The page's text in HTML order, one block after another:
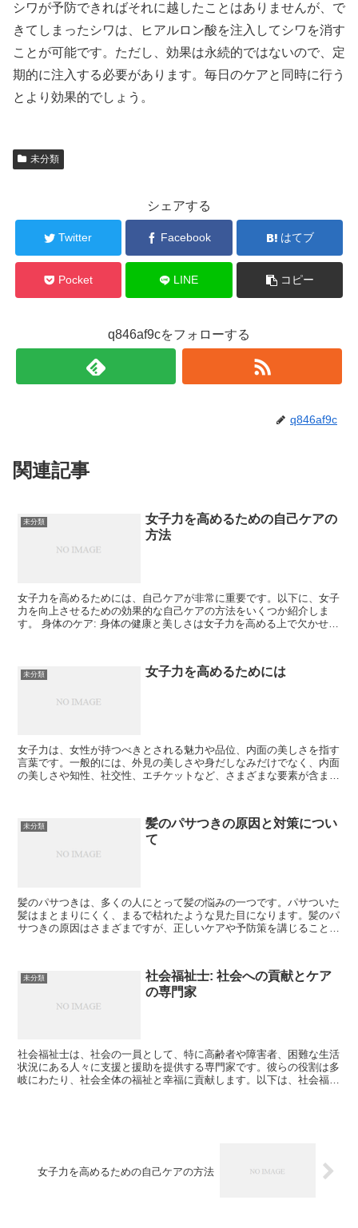
シワが予防できればそれに越したことはありませんが、で
きてしまったシワは、ヒアルロン酸を注入してシワを消す
ことが可能です。ただし、効果は永続的ではないので、定
期的に注入する必要があります。毎日のケアと同時に行う
とより効果的でしょう。
未分類
シェアする
Twitter Facebook はてブ
Pocket LINE コピー
q846af9cをフォローする
q846af9c
関連記事
未分類
女子力を高めるための自己ケアの
方法
女子力を高めるためには、自己ケアが非常に重要です。以下に、女子
力を向上させるための効果的な自己ケアの方法をいくつか紹介しま
す。 身体のケア: 身体の健康と美しさは女子力を高める上で欠かせま
未分類 女子力を高めるためには
女子力は、女性が持つべきとされる魅力や品位、内面の美しさを指す
言葉です。一般的には、外見の美しさや身だしなみだけでなく、内面
の美しさや知性、社交性、エチケットなど、さまざまな要素が含まれ
未分類
髪のパサつきの原因と対策につい
て
髪のパサつきは、多くの人にとって髪の悩みの一つです。パサついた
髪はまとまりにくく、まるで枯れたような見た目になります。髪のパ
サつきの原因はさまざまですが、正しいケアや予防策を講じることで
未分類
社会福祉士: 社会への貢献とケア
の専門家
社会福祉士は、社会の一員として、特に高齢者や障害者、困難な生活
状況にある人々に支援と援助を提供する専門家です。彼らの役割は多
岐にわたり、社会全体の福祉と幸福に貢献します。以下は、社会福祉
女子力を高めるための自己ケアの方法